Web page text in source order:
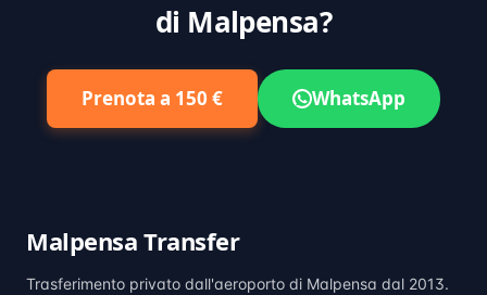
di Malpensa?
Prenota a 150 € WhatsApp
Malpensa Transfer
Trasferimento privato dall'aeroporto di Malpensa dal 2013.